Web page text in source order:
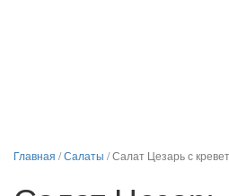
Главная /Салаты /Салат Цезарь с